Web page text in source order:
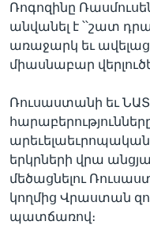
Ռոգոզինը
անվանել է ՝՝շատ
առաջարկ եւ
միասնաբար
Ռուսաստանի եւ
երկրների վրա
մեծացնելու
կողմից Վրաստան
պատճառով։